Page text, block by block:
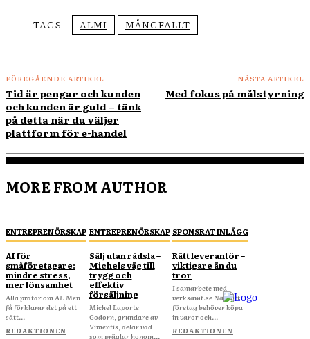
TAGS ALMI MÅNGFALLT
FÖREGÅENDE ARTIKEL
Tid är pengar och kunden
och kunden är guld – tänk
på detta när du väljer
plattform för e-handel
NÄSTA ARTIKEL
Med fokus på målstyrning
MORE FROM AUTHOR
ENTREPRENÖRSKAP
AI för
småföretagare:
mindre stress,
mer lönsamhet
Alla pratar om AI. Men
få förklarar det på ett
sätt...
REDAKTIONEN
ENTREPRENÖRSKAP
Sälj utan rädsla –
Michels väg till
trygg och
effektiv
försäljning
Michel Laporte
Godorn, grundare av
Vimentis, delar vad
som präglar honom...
SPONSRAT INLÄGG
Rätt leverantör –
viktigare än du
tror
I samarbete med
verksamt.se När ditt
företag behöver köpa
in varor och...
REDAKTIONEN